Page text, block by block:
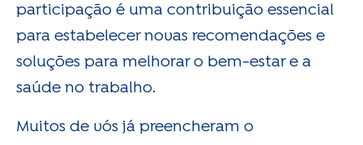
participação é uma contribuição essencial
para estabelecer novas recomendações e
soluções para melhorar o bem-estar e a
saúde no trabalho.
Muitos de vós já preencheram o